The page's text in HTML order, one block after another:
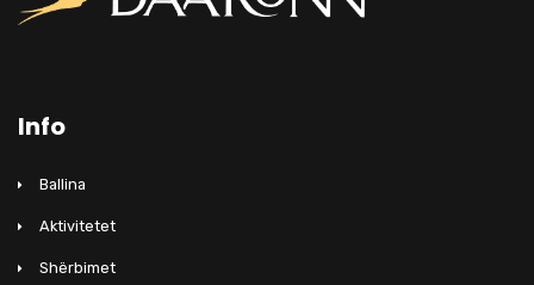
Info
Ballina
Aktivitetet
Shërbimet